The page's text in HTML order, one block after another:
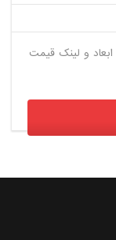
ابعاد و لینک قیمت